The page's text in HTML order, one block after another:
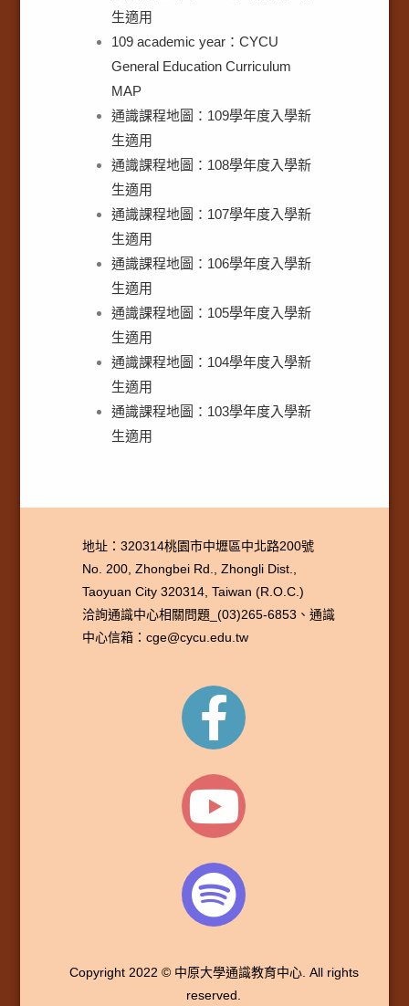
生適用
109 academic year：CYCU
General Education Curriculum
MAP
通識課程地圖：109學年度入學新
生適用
通識課程地圖：108學年度入學新
生適用
通識課程地圖：107學年度入學新
生適用
通識課程地圖：106學年度入學新
生適用
通識課程地圖：105學年度入學新
生適用
通識課程地圖：104學年度入學新
生適用
通識課程地圖：103學年度入學新
生適用
地址：320314桃園市中壢區中北路200號
No. 200, Zhongbei Rd., Zhongli Dist.,
Taoyuan City 320314, Taiwan (R.O.C.)
洽詢通識中心相關問題_(03)265-6853、通識
中心信箱：cge@cycu.edu.tw
Copyright 2022 © 中原大學通識教育中心. All rights
reserved.